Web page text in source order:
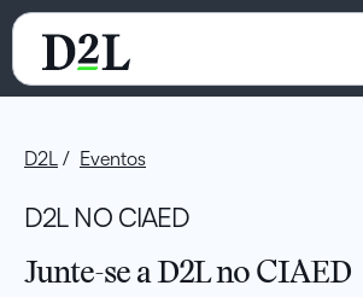
D2L Eventos
D2L NO CIAED
Junte-se a D2L no CIAED​